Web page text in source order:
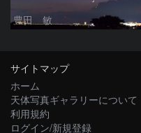
豊田 敏
サイトマップ
ホーム
天体写真ギャラリーについて
利用規約
ログイン/新規登録